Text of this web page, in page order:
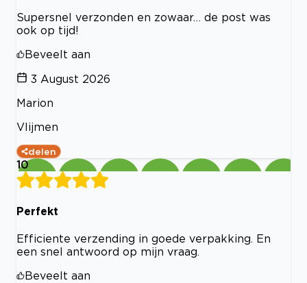
Supersnel verzonden en zowaar… de post was
ook op tijd!
Beveelt aan
3 August 2026
Marion
Vlijmen
delen
10
Perfekt
Efficiente verzending in goede verpakking. En
een snel antwoord op mijn vraag.
Beveelt aan